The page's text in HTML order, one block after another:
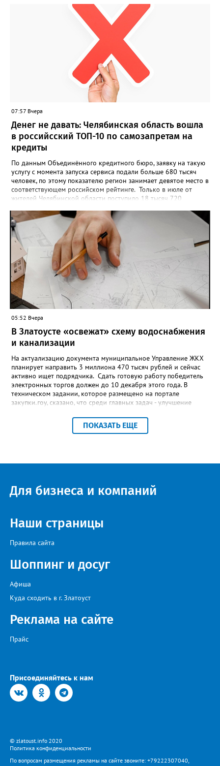
улыбок»; загрузить фотографию с улыбкой – подойдёт портрет
одного человека, пары, семьи или нескольких поколений в
одном кадре; отметить один или несколько городов,
связанных с историей семьи или важными воспоминаниями;
добавить подписи к городам, кратко объяснив связь с каждым
из них, указать контакты и подтвердить согласие с правилами
проекта», - говорится в инструкции на сайте проекта. ‍Заявка
может быть семейной, а после модерации стать частью
визуального архива проекта. 20 участников обещают
пригласить на итоговую фотосессию в Москве. Персональную
«Карту улыбок», которую можно скачать, сохранить и
опубликовать в социальных сетях, отмечают в оргкомитете,
получат все, кто улыбнулся.
07:57 Вчера
Денег не давать: Челябинская область вошла
в российсский ТОП-10 по самозапретам на
кредиты
По данным Объединённого кредитного бюро, заявку на такую
услугу с момента запуска сервиса подали больше 680 тысяч
человек, по этому показателю регион занимает девятое место в
соответствующем российском рейтинге. Только в июле от
жителей Челябинской области поступило 18 тысяч 720
снятие. В целом не давать им взаймы сегодня просят 543 с
лишним тысячи человек. Почти 89 тысяч за это время решили
запрет отозвать. При этом, утверждают аналитики бюро,
примерно каждый пятый из тех, кто установил самозапрет,
никогда кредиты не брал, столько же погасили долги недавно,
а больше половины имеют долговые обязательства сейчас.
05:52 Вчера
В Златоусте «освежат» схему водоснабжения
и канализации
На актуализацию документа муниципальное Управление ЖКХ
планирует направить 3 миллиона 470 тысяч рублей и сейчас
активно ищет подрядчика. Сдать готовую работу победитель
электронных торгов должен до 10 декабря этого года. В
техническом задании, которое размещено на портале
закупки.гоу, сказано, что среди главных задач - улучшение
повышение энергоэффективности систем. Кроме электронных
схем, исполнителю нужно разработать предложения по
сферы городского хозяйства. В июне 2025 года
486 рублей, а в списке работ была разработка электронной
системы ливнёвок.
ПОКАЗАТЬ ЕЩЕ
Для бизнеса и компаний
Наши страницы
Правила сайта
Шоппинг и досуг
Афиша
Куда сходить в г. Златоуст
Реклама на сайте
Прайс
Присоединяйтесь к нам
© zlatoust.info 2020
Политика конфиденциальности
По вопросам размещения рекламы на сайте звоните: +79222307040,